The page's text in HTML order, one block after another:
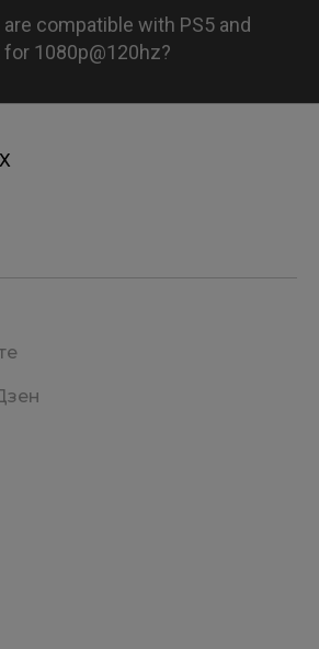
compatible with PS5 and
for 1080p@120hz?